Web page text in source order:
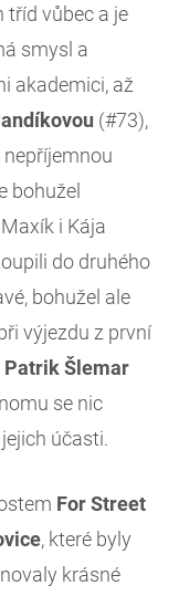
tříd vůbec a je
smysl a
akademici, až
(#73),
bohužel
i Kája
do druhého
bohužel ale
výjezdu z první
PatrikŠlemar
se nic
účasti.
For Street
, které byly
krásné